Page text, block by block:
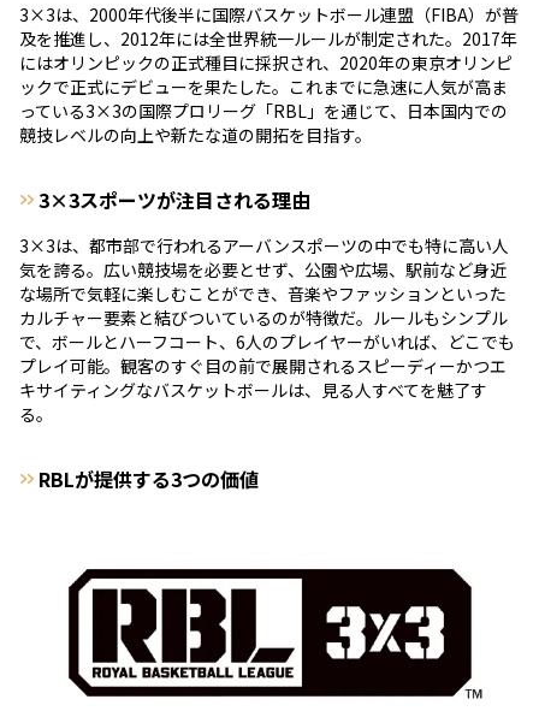
3×3は、2000年代後半に国際バスケットボール連盟（FIBA）が普
及を推進し、2012年には全世界統一ルールが制定された。2017年
にはオリンピックの正式種目に採択され、2020年の東京オリンピ
ックで正式にデビューを果たした。これまでに急速に人気が高ま
っている3×3の国際プロリーグ「RBL」を通じて、日本国内での
競技レベルの向上や新たな道の開拓を目指す。
3×3スポーツが注目される理由
3×3は、都市部で行われるアーバンスポーツの中でも特に高い人
気を誇る。広い競技場を必要とせず、公園や広場、駅前など身近
な場所で気軽に楽しむことができ、音楽やファッションといった
カルチャー要素と結びついているのが特徴だ。ルールもシンプル
で、ボールとハーフコート、6人のプレイヤーがいれば、どこでも
プレイ可能。観客のすぐ目の前で展開されるスピーディーかつエ
キサイティングなバスケットボールは、見る人すべてを魅了す
る。
RBLが提供する3つの価値